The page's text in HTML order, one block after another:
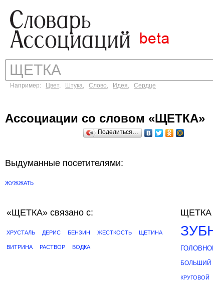
Например: Цвет, Штука, Слово, Идея, Сердце
Ассоциации со словом «ЩЕТКА»
Поделиться…
Выдуманные посетителями:
ЖУЖЖАТЬ
«ЩЕТКА» связано с:
ХРУСТАЛЬ ДЕРИС БЕНЗИН ЖЕСТКОСТЬ ЩЕТИНА
ВИТРИНА РАСТВОР ВОДКА
ЩЕТКА
БОЛЬШИЙ
КРУГОВОЙ